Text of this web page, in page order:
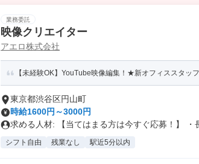
業務委託
映像クリエイター
アエロ株式会社
【未経験OK】YouTube映像編集！★新オフィススタッ
東京都渋谷区円山町
時給1600円～3000円
求める人材: 【当てはまる方は今すぐ応募！】 ・
シフト自由 残業なし 駅近5分以内